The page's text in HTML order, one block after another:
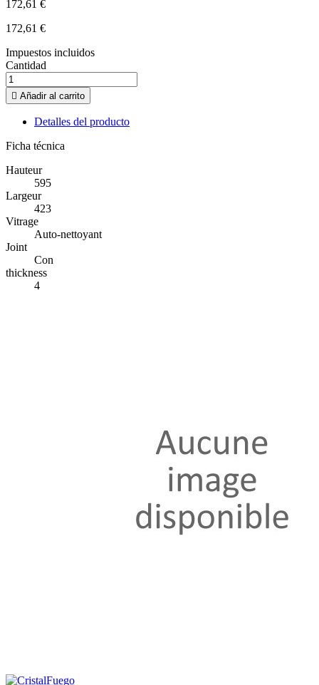
172,61 €
172,61 €
Impuestos incluidos
Cantidad
 Añadir al carrito
Detalles del producto
Ficha técnica
Hauteur
595
Largeur
423
Vitrage
Auto-nettoyant
Joint
Con
thickness
4